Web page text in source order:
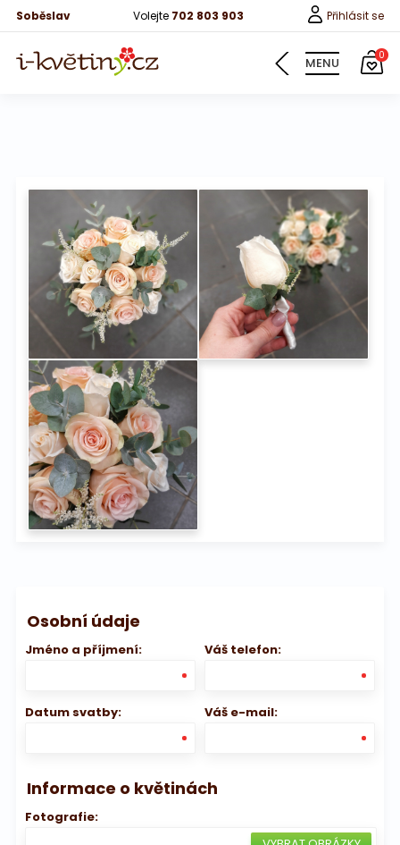
Soběslav Volejte 702 803 903 Přihlásit se
MENU 0
Informace
Naše svatební kytice
Fotografie od zákazníků
Osobní údaje
Jméno a příjmení:
Datum svatby:
Váš telefon:
Váš e-mail:
Informace o květinách
Fotografie: